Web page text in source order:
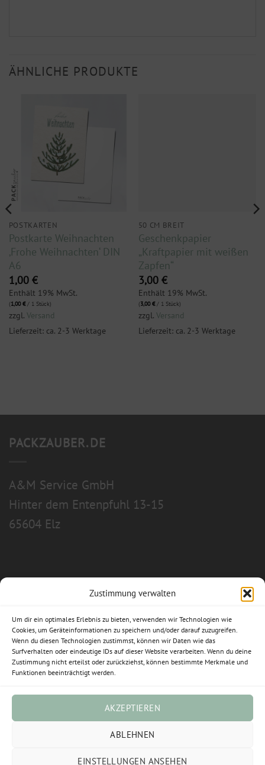
Zustimmung verwalten
Um dir ein optimales Erlebnis zu bieten, verwenden wir Technologien wie
Cookies, um Geräteinformationen zu speichern und/oder darauf zuzugreifen.
Wenn du diesen Technologien zustimmst, können wir Daten wie das
Surfverhalten oder eindeutige IDs auf dieser Website verarbeiten. Wenn du deine
Zustimmung nicht erteilst oder zurückziehst, können bestimmte Merkmale und
Funktionen beeinträchtigt werden.
AKZEPTIEREN
ABLEHNEN
EINSTELLUNGEN ANSEHEN
ÄHNLICHE PRODUKTE
POSTKARTEN
Postkarte Weihnachten
‚Frohe Weihnachten‘ DIN
A6
1,00 €
Enthält 19% MwSt.
(1,00€/ 1 Stück)
zzgl. Versand
Lieferzeit: ca. 2-3 Werktage
50 CM BREIT
Geschenkpapier
„Kraftpapier mit weißen
Zapfen“
3,00 €
Enthält 19% MwSt.
(3,00€/ 1 Stück)
zzgl. Versand
Lieferzeit: ca. 2-3 Werktage
PACKZAUBER.DE
A&M Service GmbH
Hinter dem Entenpfuhl 13-15
65604 Elz
Allgemeine Geschäftsbedingungen
Impressum
Datenschutzerklärung
Widerrufsbelehrung
Cookie-Richtlinie (EU)